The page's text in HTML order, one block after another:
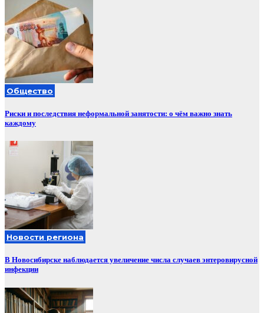
Общество
Риски и последствия неформальной занятости: о чём важно знать
каждому
Новости региона
В Новосибирске наблюдается увеличение числа случаев энтеровирусной
инфекции